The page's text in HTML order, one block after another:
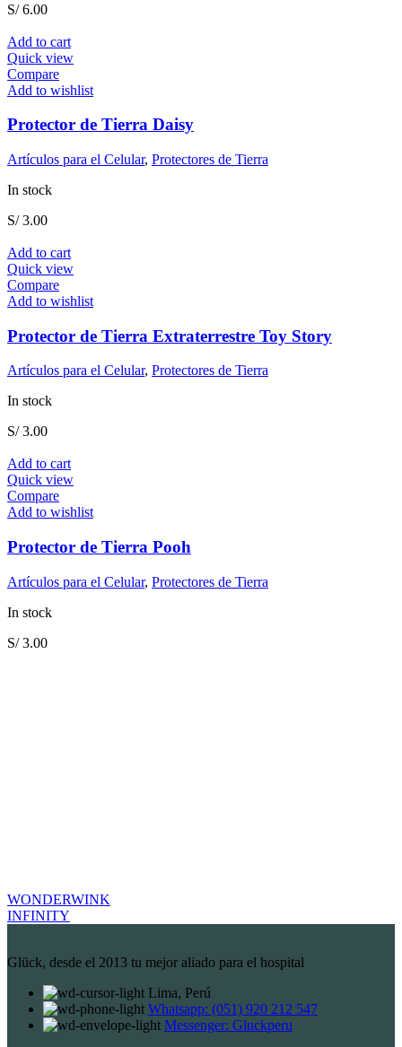
S/6.00
Add to cart
Quick view
Compare
Add to wishlist
Protector de Tierra Daisy
Artículos para el Celular, Protectores de Tierra
In stock
S/3.00
Add to cart
Quick view
Compare
Add to wishlist
Protector de Tierra Extraterrestre Toy Story
Artículos para el Celular, Protectores de Tierra
In stock
S/3.00
Add to cart
Quick view
Compare
Add to wishlist
Protector de Tierra Pooh
Artículos para el Celular, Protectores de Tierra
In stock
S/3.00
WONDERWINK
INFINITY
Glück, desde el 2013 tu mejor aliado para el hospital
Lima, Perú
Whatsapp: (051) 920 212 547
Messenger: Gluckperu